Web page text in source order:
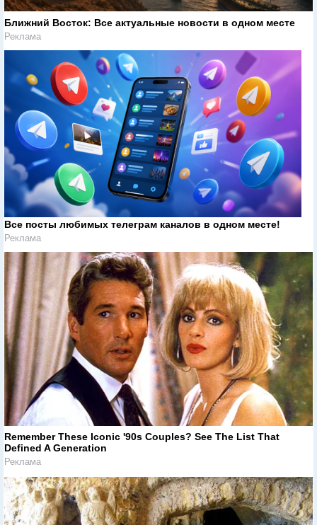
Ближний Восток: Все актуальные новости в одном месте
Реклама
Все посты любимых телеграм каналов в одном месте!
Реклама
Remember These Iconic '90s Couples? See The List That
Defined A Generation
Реклама